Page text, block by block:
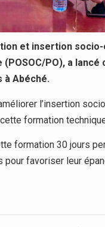
et insertion
PO), a
à Abéché.
l’insertion
formation
formation 30 jours
favoriser leur